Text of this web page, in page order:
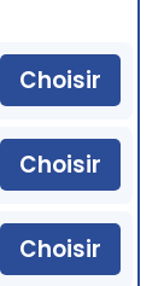
Choisir
Choisir
Choisir